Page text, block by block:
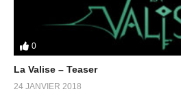
0
La Valise – Teaser
24 JANVIER 2018